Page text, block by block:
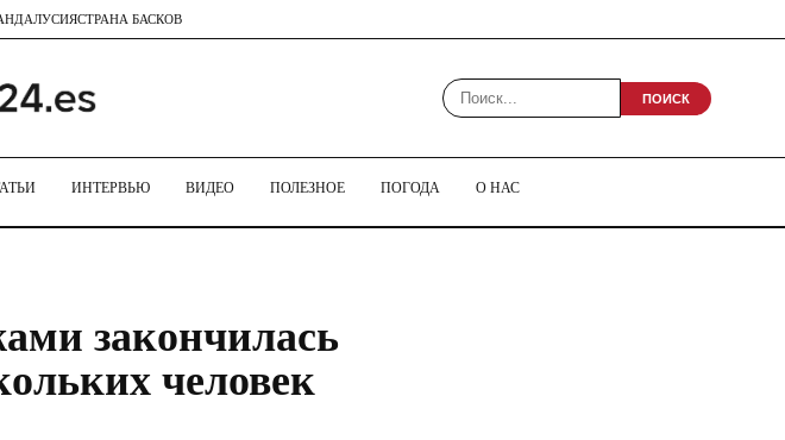
СТРАНА БАСКОВ
ПОИСК
ИНТЕРВЬЮ ВИДЕО ПОЛЕЗНОЕ ПОГОДА О НАС
закончилась
человек